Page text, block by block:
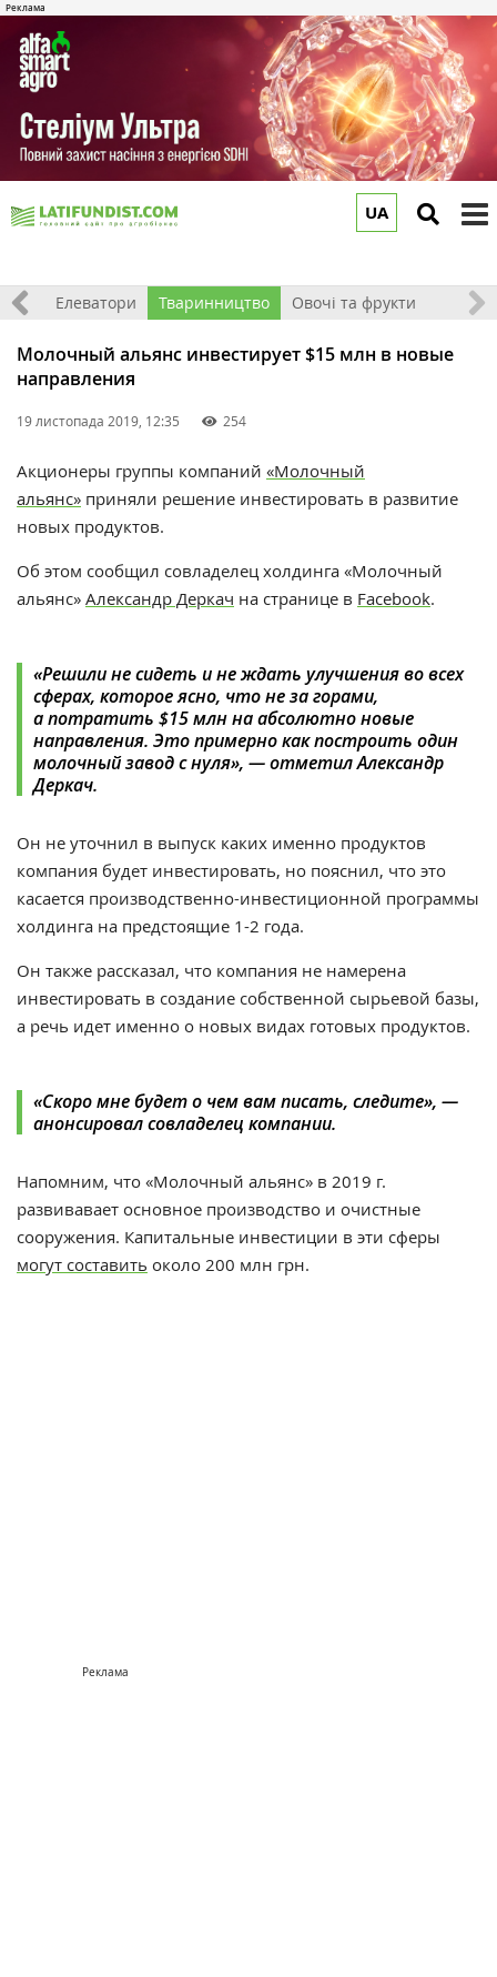
UA
Елеватори Тваринництво Овочі та фрукти
Молочный альянс инвестирует $15 млн в новые
направления
19 листопада 2019, 12:35 254
Акционеры группы компаний «Молочный
альянс» приняли решение инвестировать в развитие
новых продуктов.
Об этом сообщил совладелец холдинга «Молочный
альянс» Александр Деркач на странице в Facebook.
«Решили не сидеть и не ждать улучшения во всех
сферах, которое ясно, что не за горами,
а потратить $15 млн на абсолютно новые
направления. Это примерно как построить один
молочный завод с нуля», — отметил Александр
Деркач.
Он не уточнил в выпуск каких именно продуктов
компания будет инвестировать, но пояснил, что это
касается производственно-инвестиционной программы
холдинга на предстоящие 1-2 года.
Он также рассказал, что компания не намерена
инвестировать в создание собственной сырьевой базы,
а речь идет именно о новых видах готовых продуктов.
«Скоро мне будет о чем вам писать, следите», —
анонсировал совладелец компании.
Напомним, что «Молочный альянс» в 2019 г.
развивавает основное производство и очистные
сооружения. Капитальные инвестиции в эти сферы
могут составить около 200 млн грн.
Реклама